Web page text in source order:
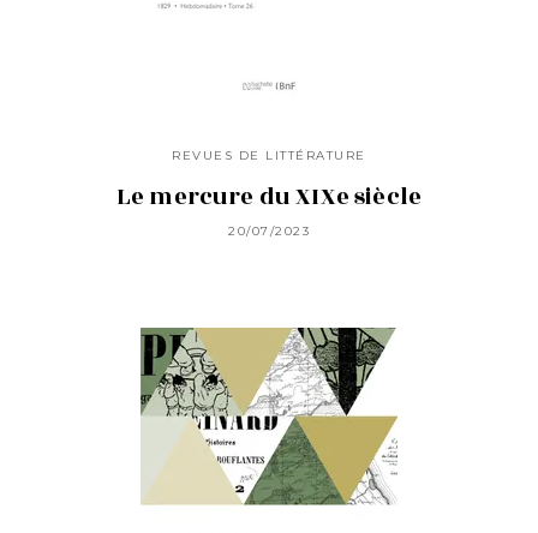
REVUES DE LITTÉRATURE
Le mercure du XIXe siècle
20/07/2023